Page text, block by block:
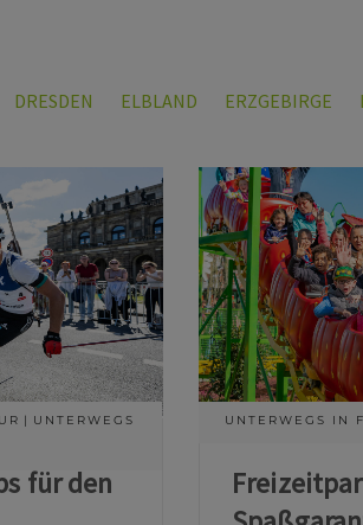
DRESDEN ELBLAND ERZGEBIRGE
UNTERWEGS
für den
UNTERWEGS IN